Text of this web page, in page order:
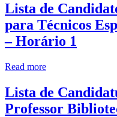
Lista de
para Técnicos
– Horário 1
Read more
Lista de
Professor